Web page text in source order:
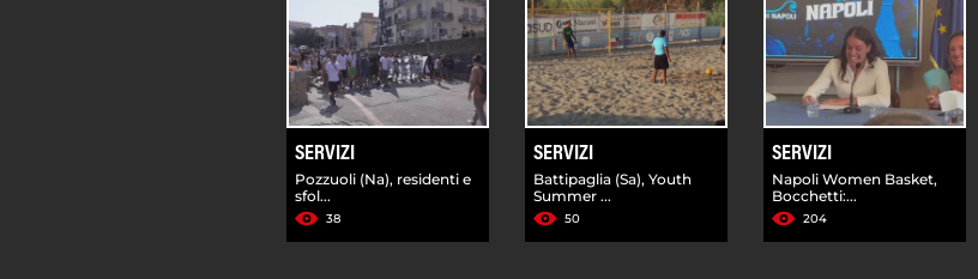
SERVIZI
Pozzuoli (Na), residenti e
sfol...
38
SERVIZI
Battipaglia (Sa), Youth
Summer ...
50
SERVIZI
Napoli Women Basket,
Bocchetti:...
204